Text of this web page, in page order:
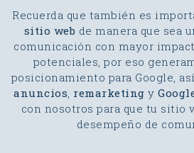
Recuerda que también es
sitio web de manera que sea
comunicación con mayor
potenciales, por eso
posicionamiento para Google,
anuncios remarketing y
con nosotros para que tu sitio
desempeño de